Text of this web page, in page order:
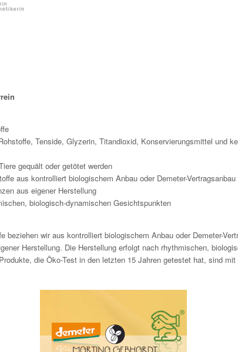
Tenside, Glyzerin, Titandioxid, Konservierungsmittel und
gequält oder getötet werden
aus kontrolliert biologischem Anbau oder Demeter-Vertragsanbau
aus eigener Herstellung
biologisch-dynamischen Gesichtspunkten
beziehen wir aus kontrolliert biologischem Anbau oder Demeter-
Herstellung. Die Herstellung erfolgt nach rhythmischen,
die Öko-Test in den letzten 15 Jahren getestet hat, sind